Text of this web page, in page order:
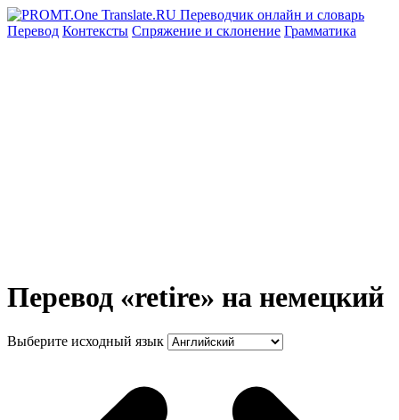
Перевод Контексты Спряжение и склонение Грамматика
Перевод «retire» на немецкий
Выберите исходный язык